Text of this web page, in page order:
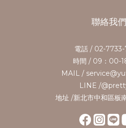
聯絡我們
電話 / 02-
時間 / 09：00-
MAIL /
LINE /
地址 /新北市中和區板